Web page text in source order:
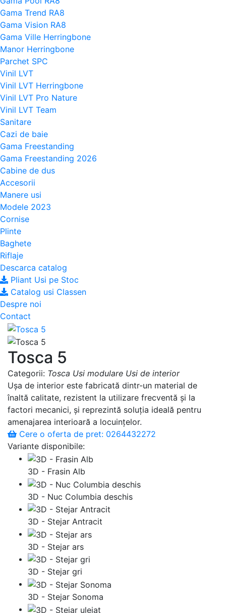
Gama Trend RA8
Gama Vision RA8
Gama Ville Herringbone
Manor Herringbone
Parchet SPC
Vinil LVT
Vinil LVT Herringbone
Vinil LVT Pro Nature
Vinil LVT Team
Sanitare
Cazi de baie
Gama Freestanding
Gama Freestanding 2026
Cabine de dus
Accesorii
Manere usi
Modele 2023
Cornise
Plinte
Baghete
Riflaje
Descarca catalog
Pliant Usi pe Stoc
Catalog usi Classen
Despre noi
Contact
Tosca 5
Categorii: Tosca Usi modulare Usi de interior
Ușa de interior este fabricată dintr-un material de
înaltă calitate, rezistent la utilizare frecventă și la
factori mecanici, și reprezintă soluția ideală pentru
amenajarea interioară a locuințelor.
Cere o oferta de pret: 0264432272
Variante disponibile:
3D - Frasin Alb
3D - Nuc Columbia deschis
3D - Stejar Antracit
3D - Stejar ars
3D - Stejar gri
3D - Stejar Sonoma